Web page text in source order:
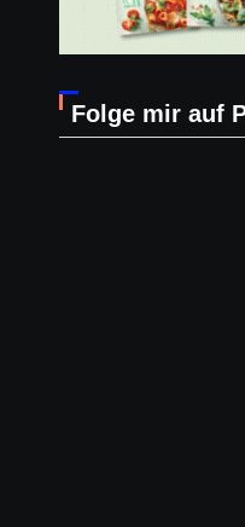
Folge mir auf